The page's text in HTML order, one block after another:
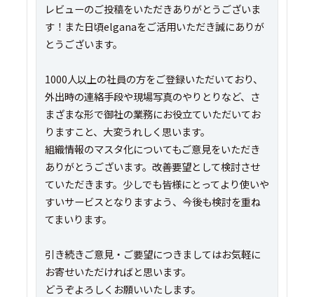
レビューのご投稿をいただきありがとうございま
す！また日頃elganaをご活用いただき誠にありが
とうございます。
1000人以上の社員の方をご登録いただいており、
外出時の連絡手段や現場写真のやりとりなど、さ
まざまな形で御社の業務にお役立ていただいてお
りますこと、大変うれしく思います。
組織情報のマスタ化についてもご意見をいただき
ありがとうございます。改善要望として検討させ
ていただきます。少しでも皆様にとってより使いや
すいサービスとなりますよう、今後も検討を重ね
てまいります。
引き続きご意見・ご要望につきましてはお気軽に
お寄せいただければと思います。
どうぞよろしくお願いいたします。